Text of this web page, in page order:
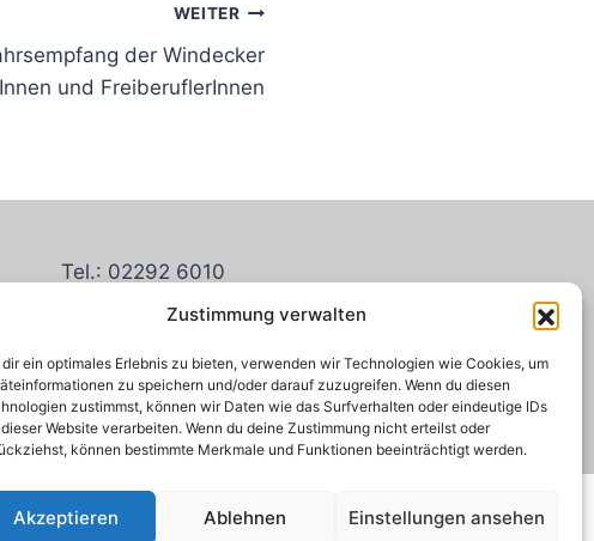
Zustimmung verwalten
dir ein optimales Erlebnis zu bieten, verwenden wir Technologien wie Cookies, um
zu speichern und/oder darauf zuzugreifen. Wenn du diesen
zustimmst, können wir Daten wie das Surfverhalten oder eindeutige IDs
Website verarbeiten. Wenn du deine Zustimmung nicht erteilst oder
können bestimmte Merkmale und Funktionen beeinträchtigt werden.
Akzeptieren Ablehnen Einstellungen ansehen
WEITER
der Windecker
und FreiberuflerInnen
Tel.: 02292 6010
Fax: 02292-601-291